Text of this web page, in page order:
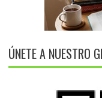
ÚNETE A NUESTRO